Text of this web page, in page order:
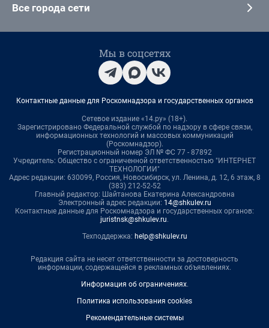
Все города сети
Мы в соцсетях
Контактные данные для Роскомнадзора и государственных органов
Сетевое издание «14.ру» (18+).
Зарегистрировано Федеральной службой по надзору в сфере связи,
информационных технологий и массовых коммуникаций
(Роскомнадзор).
Регистрационный номер ЭЛ № ФС 77 - 87892
Учредитель: Общество с ограниченной ответственностью "ИНТЕРНЕТ
ТЕХНОЛОГИИ"
Адрес редакции: 630099, Россия, Новосибирск, ул. Ленина, д. 12, 6 этаж, 8
(383) 212-52-52
Главный редактор: Шайтанова Екатерина Александровна
Электронный адрес редакции: 14@shkulev.ru
Контактные данные для Роскомнадзора и государственных органов:
juristnsk@shkulev.ru.
Техподдержка: help@shkulev.ru
Редакция сайта не несет ответственности за достоверность
информации, содержащейся в рекламных объявлениях.
Информация об ограничениях.
Политика использования cookies
Рекомендательные системы